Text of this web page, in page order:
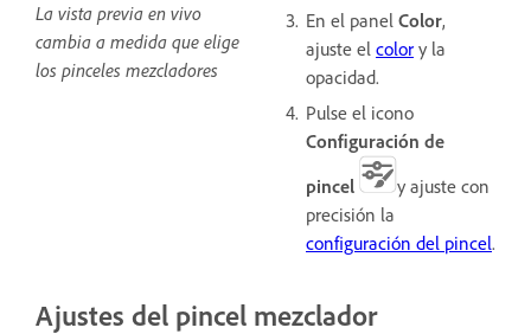
La vista previa en vivo
cambia a medida que elige
los pinceles mezcladores
En el panel Color,
ajuste el color y la
opacidad.
Pulse el icono
Configuración de
pincel
y ajuste con
precisión la
configuración del pincel.
Ajustes del pincel mezclador